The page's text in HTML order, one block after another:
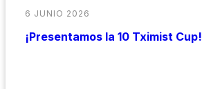
6 JUNIO 2026
¡Presentamos la 10 Tximist Cup!